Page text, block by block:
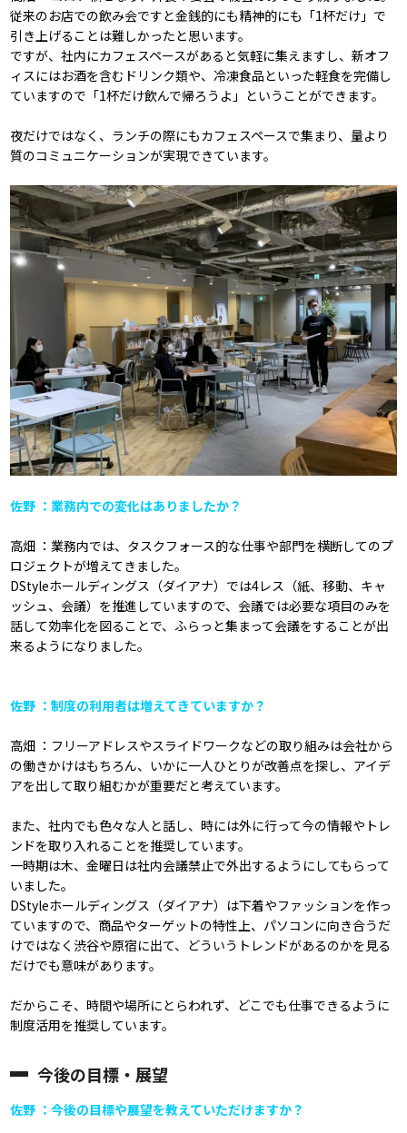
従来のお店での飲み会ですと金銭的にも精神的にも「1杯だけ」で
引き上げることは難しかったと思います。
ですが、社内にカフェスペースがあると気軽に集えますし、新オフ
ィスにはお酒を含むドリンク類や、冷凍食品といった軽食を完備し
ていますので「1杯だけ飲んで帰ろうよ」ということができます。
夜だけではなく、ランチの際にもカフェスペースで集まり、量より
質のコミュニケーションが実現できています。
佐野 ：業務内での変化はありましたか？
高畑 ：業務内では、タスクフォース的な仕事や部門を横断してのプ
ロジェクトが増えてきました。
DStyleホールディングス（ダイアナ）では4レス（紙、移動、キャ
ッシュ、会議）を推進していますので、会議では必要な項目のみを
話して効率化を図ることで、ふらっと集まって会議をすることが出
来るようになりました。
佐野 ：制度の利用者は増えてきていますか？
高畑 ：フリーアドレスやスライドワークなどの取り組みは会社から
の働きかけはもちろん、いかに一人ひとりが改善点を探し、アイデ
アを出して取り組むかが重要だと考えています。
また、社内でも色々な人と話し、時には外に行って今の情報やトレ
ンドを取り入れることを推奨しています。
一時期は木、金曜日は社内会議禁止で外出するようにしてもらって
いました。
DStyleホールディングス（ダイアナ）は下着やファッションを作っ
ていますので、商品やターゲットの特性上、パソコンに向き合うだ
けではなく渋谷や原宿に出て、どういうトレンドがあるのかを見る
だけでも意味があります。
だからこそ、時間や場所にとらわれず、どこでも仕事できるように
制度活用を推奨しています。
今後の目標・展望
佐野 ：今後の目標や展望を教えていただけますか？